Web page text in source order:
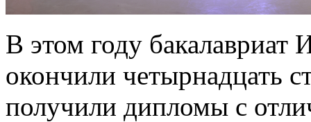
В этом году бакалавриат
окончили четырнадцать
получили дипломы с